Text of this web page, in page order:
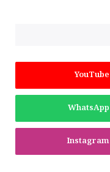
YouTube
WhatsApp
Instagram